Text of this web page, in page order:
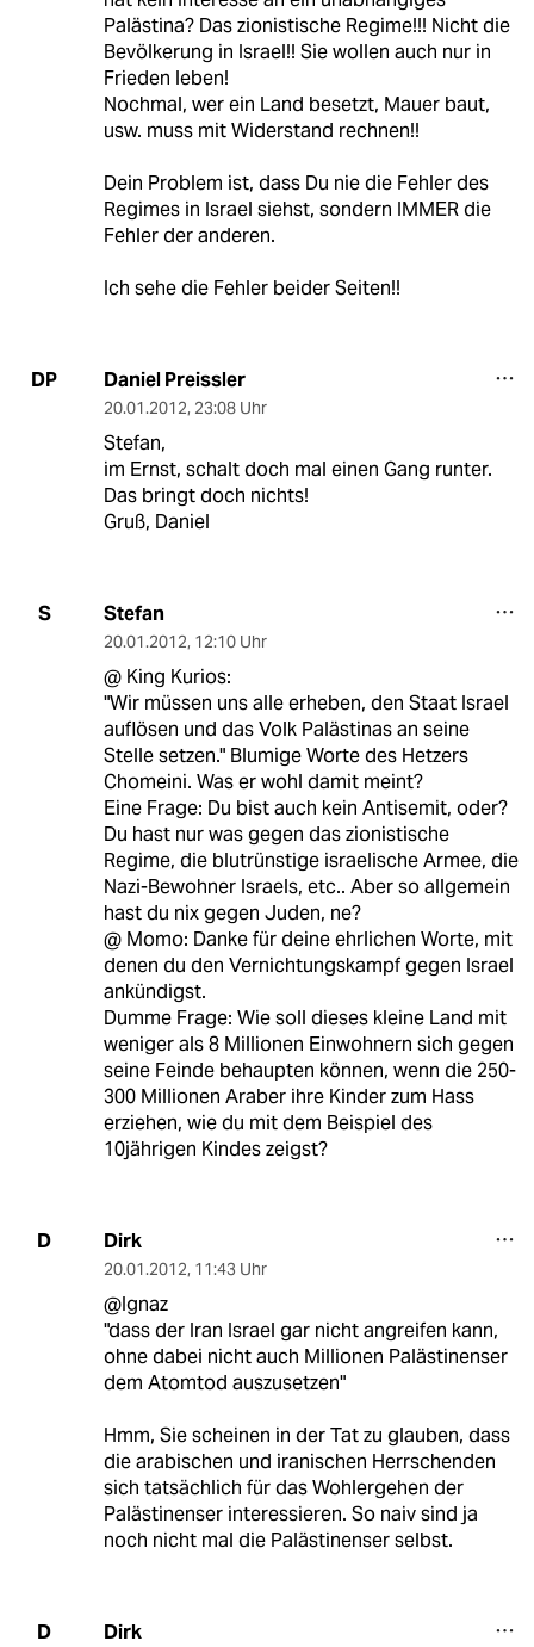
Palästina? Das zionistische Regime!!! Nicht die
Bevölkerung in Israel!! Sie wollen auch nur in
Frieden leben!
Nochmal, wer ein Land besetzt, Mauer baut,
usw. muss mit Widerstand rechnen!!
Dein Problem ist, dass Du nie die Fehler des
Regimes in Israel siehst, sondern IMMER die
Fehler der anderen.
Ich sehe die Fehler beider Seiten!!
DP Daniel Preissler
20.01.2012, 23:08 Uhr
Stefan,
im Ernst, schalt doch mal einen Gang runter.
Das bringt doch nichts!
Gruß, Daniel
S Stefan
20.01.2012, 12:10 Uhr
@ King Kurios:
"Wir müssen uns alle erheben, den Staat Israel
auflösen und das Volk Palästinas an seine
Stelle setzen." Blumige Worte des Hetzers
Chomeini. Was er wohl damit meint?
Eine Frage: Du bist auch kein Antisemit, oder?
Du hast nur was gegen das zionistische
Regime, die blutrünstige israelische Armee, die
Nazi-Bewohner Israels, etc.. Aber so allgemein
hast du nix gegen Juden, ne?
@ Momo: Danke für deine ehrlichen Worte, mit
denen du den Vernichtungskampf gegen Israel
ankündigst.
Dumme Frage: Wie soll dieses kleine Land mit
weniger als 8 Millionen Einwohnern sich gegen
seine Feinde behaupten können, wenn die 250-
300 Millionen Araber ihre Kinder zum Hass
erziehen, wie du mit dem Beispiel des
10jährigen Kindes zeigst?
D Dirk
20.01.2012, 11:43 Uhr
@Ignaz
"dass der Iran Israel gar nicht angreifen kann,
ohne dabei nicht auch Millionen Palästinenser
dem Atomtod auszusetzen"
Hmm, Sie scheinen in der Tat zu glauben, dass
die arabischen und iranischen Herrschenden
sich tatsächlich für das Wohlergehen der
Palästinenser interessieren. So naiv sind ja
noch nicht mal die Palästinenser selbst.
D Dirk